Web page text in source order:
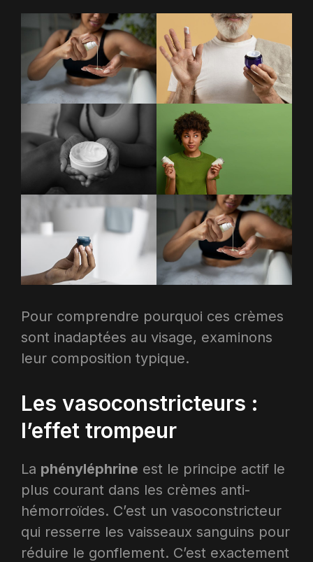
Pour comprendre pourquoi ces crèmes
sont inadaptées au visage, examinons
leur composition typique.
Les vasoconstricteurs :
l’effet trompeur
La phényléphrine est le principe actif le
plus courant dans les crèmes anti-
hémorroïdes. C’est un vasoconstricteur
qui resserre les vaisseaux sanguins pour
réduire le gonflement. C’est exactement